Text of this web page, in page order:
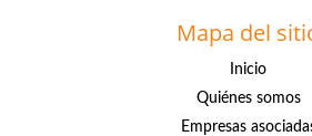
Mapa del
Inicio
Quiénes somos
Empresas